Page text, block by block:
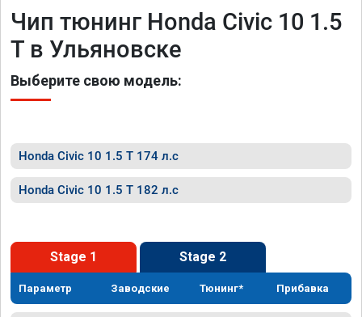
Чип тюнинг Honda Civic 10 1.5
T в Ульяновске
Выберите свою модель:
Honda Civic 10 1.5 T 174 л.с
Honda Civic 10 1.5 T 182 л.с
Stage 1 Stage 2
Параметр Заводские Тюнинг* Прибавка